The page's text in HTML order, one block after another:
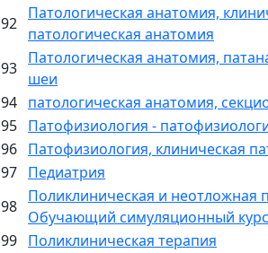
92
Патологическая анатомия,
патологическая анатомия
93
Патологическая анатомия,
шеи
94 патологическая анатомия,
95 Патофизиология -
96 Патофизиология, клиническая
97 Педиатрия
98
Поликлиническая и неотложная
Обучающий симуляционный
99 Поликлиническая терапия